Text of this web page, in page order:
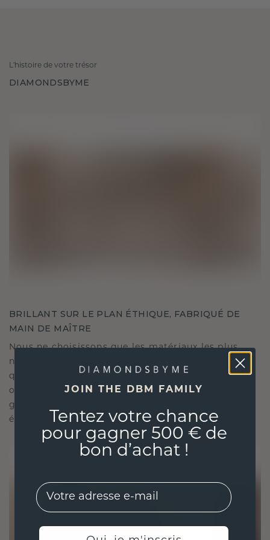
L'histoire de votre trésor
DIAMONDSBYME
BRILLANT SUR LE PLAN ÉTHIQUE, FABRIQUÉ DE
MAIN DE MAÎTRE
Nous ne choisissons que les matériaux les plus
nobles et respectueux de l'environnement, ainsi
que des diamants synthétiques. Nos experts en
orfèvrerie allient durabilité et savoir-faire inégalé,
garantissant ainsi que vos bijoux sont aussi
éthiques qu'exquis.
JOIN THE DBM FAMILY
Tentez votre chance
pour gagner 500 € de
bon d’achat !
EMail